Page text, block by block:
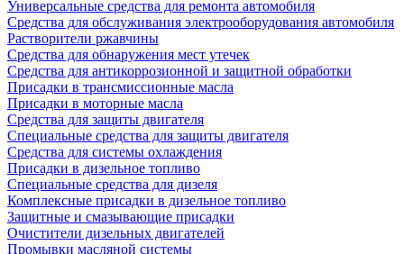
Универсальные средства для ремонта автомобиля
Средства для обслуживания электрооборудования автомобиля
Растворители ржавчины
Средства для обнаружения мест утечек
Средства для антикоррозионной и защитной обработки
Присадки в трансмиссионные масла
Присадки в моторные масла
Средства для защиты двигателя
Специальныe средства для защиты двигателя
Средства для системы охлаждения
Присадки в дизельное топливо
Спeциальные средства для дизеля
Комплексные присадки в дизельное топливо
Защитные и смазывающие присадки
Очистители дизельных двигателей
Промывки масляной системы